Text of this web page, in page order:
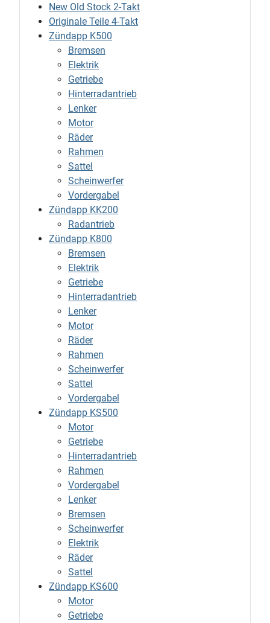
New Old Stock 2-Takt
Originale Teile 4-Takt
Zündapp K500
Bremsen
Elektrik
Getriebe
Hinterradantrieb
Lenker
Motor
Räder
Rahmen
Sattel
Scheinwerfer
Vordergabel
Zündapp KK200
Radantrieb
Zündapp K800
Bremsen
Elektrik
Getriebe
Hinterradantrieb
Lenker
Motor
Räder
Rahmen
Scheinwerfer
Sattel
Vordergabel
Zündapp KS500
Motor
Getriebe
Hinterradantrieb
Rahmen
Vordergabel
Lenker
Bremsen
Scheinwerfer
Elektrik
Räder
Sattel
Zündapp KS600
Motor
Getriebe